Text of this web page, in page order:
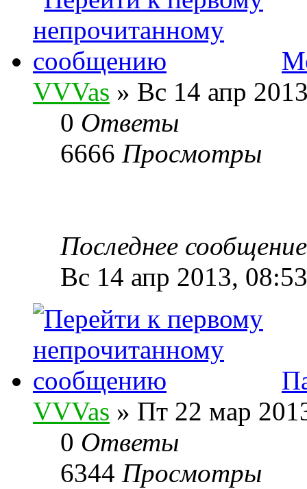
VVVas » Вс 14 апр
0 Ответы
6666 Просмотры
Последнее
Вс 14 апр 2013, 08:53
VVVas » Пт 22 мар
0 Ответы
6344 Просмотры